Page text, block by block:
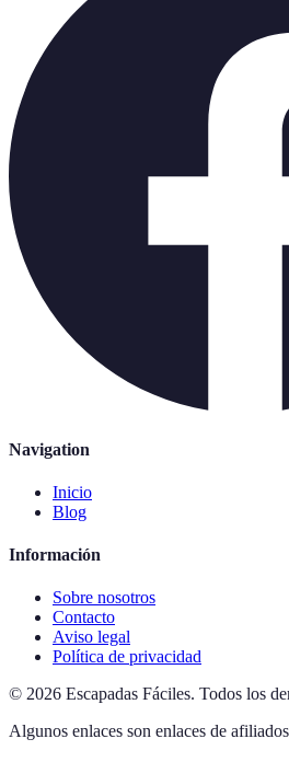
Navigation
Inicio
Blog
Información
Sobre nosotros
Contacto
Aviso legal
Política de privacidad
© 2026 Escapadas Fáciles. Todos los
Algunos enlaces son enlaces de